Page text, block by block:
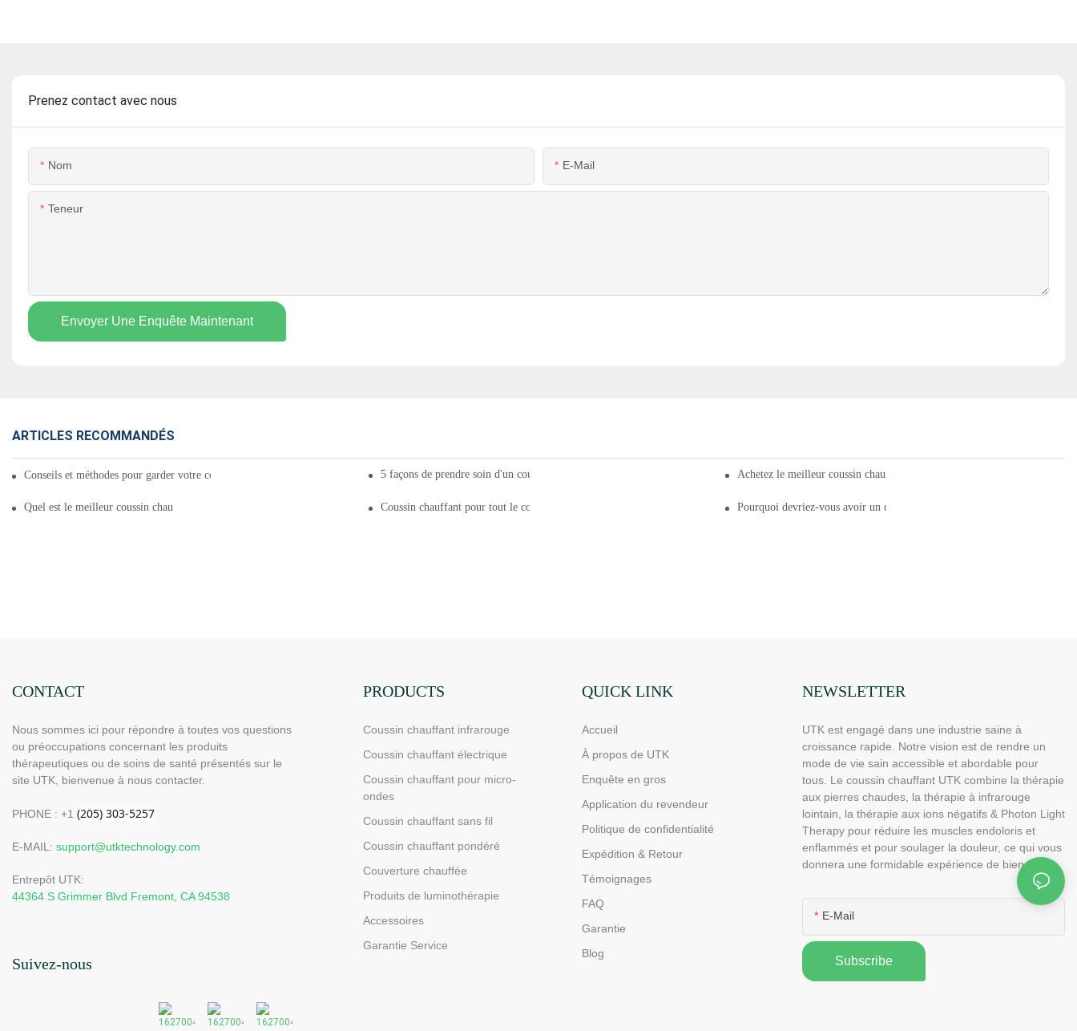
Prenez contact avec nous
Nom E-Mail
Teneur
Envoyer Une Enquête Maintenant
ARTICLES RECOMMANDÉS
Conseils et méthodes pour garder votre coussin chauffant complet pour le dos propre5 façons de prendre soin d'un coussin chauffant pour tout le corps Achetez le meilleur coussin chauffant pour tout le corps à ces prix
Quel est le meilleur coussin chauffant pour tout le corps pour vous ? - Avis sur les coussins chauffants pour tout le corpsCoussin chauffant pour tout le corps Achetez le meilleur coussin chauffant pour tout le corps maintenantPourquoi devriez-vous avoir un coussin chauffant pour tout le corps ?
CONTACT
Nous sommes ici pour répondre à toutes vos questions
ou préoccupations concernant les produits
thérapeutiques ou de soins de santé présentés sur le
site UTK, bienvenue à nous contacter.
PHONE : +1
E-MAIL: support@utktechnology.com
Entrepôt UTK:
44364 S Grimmer Blvd Fremont, CA 94538
Suivez-nous
PRODUCTS
Coussin chauffant infrarouge
Coussin chauffant électrique
Coussin chauffant pour micro-
ondes
Coussin chauffant sans fil
Coussin chauffant pondéré
Couverture chauffée
Produits de luminothérapie
Accessoires
Garantie Service
QUICK LINK
Accueil
À propos de UTK
Enquête en gros
Application du revendeur
Politique de confidentialité
Expédition & Retour
Témoignages
FAQ
Garantie
Blog
NEWSLETTER
UTK est engagé dans une industrie saine à
croissance rapide. Notre vision est de rendre un
mode de vie sain accessible et abordable pour
tous. Le coussin chauffant UTK combine la thérapie
aux pierres chaudes, la thérapie à infrarouge
lointain, la thérapie aux ions négatifs & Photon Light
Therapy pour réduire les muscles endoloris et
enflammés et pour soulager la douleur, ce qui vous
donnera une formidable expérience de bien-être.
E-Mail
Subscribe